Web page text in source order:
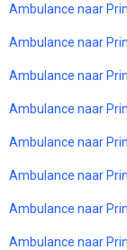
Ambulance naar
Ambulance naar
Ambulance naar
Ambulance naar
Ambulance naar
Ambulance naar
Ambulance naar
Ambulance naar